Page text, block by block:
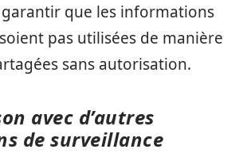
que les informations
pas utilisées de manière
sans autorisation.
avec d’autres
de surveillance